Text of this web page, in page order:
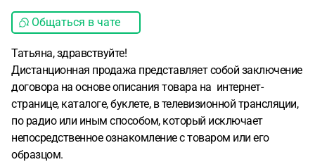
Общаться в чате
Татьяна, здравствуйте!
Дистанционная продажа представляет собой заключение
договора на основе описания товара на интернет-
странице, каталоге, буклете, в телевизионной трансляции,
по радио или иным способом, который исключает
непосредственное ознакомление с товаром или его
образцом.